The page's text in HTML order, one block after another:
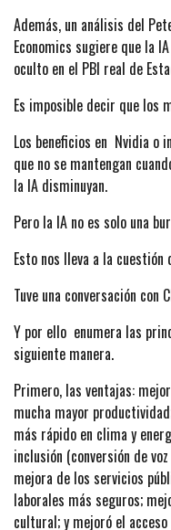
Además, un análisis del
Economics sugiere que la
oculto en el PBI real de
Es imposible decir que los
Los beneficios en Nvidia o
que no se mantengan
la IA disminuyan.
Pero la IA no es solo una
Esto nos lleva a la
Tuve una conversación con
Y por ello enumera las
siguiente manera.
Primero, las ventajas:
mucha mayor
más rápido en clima y
inclusión (conversión de
mejora de los servicios
laborales más seguros;
cultural; y mejoró el